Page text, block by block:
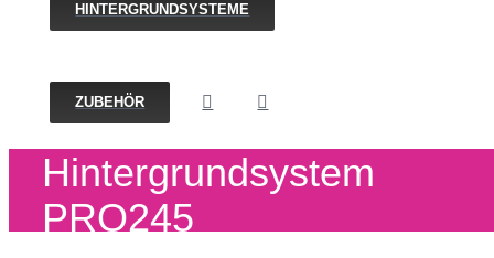
HINTERGRUNDSYSTEME
ZUBEHÖR
Backdrop
Hintergrundsystem
PRO245